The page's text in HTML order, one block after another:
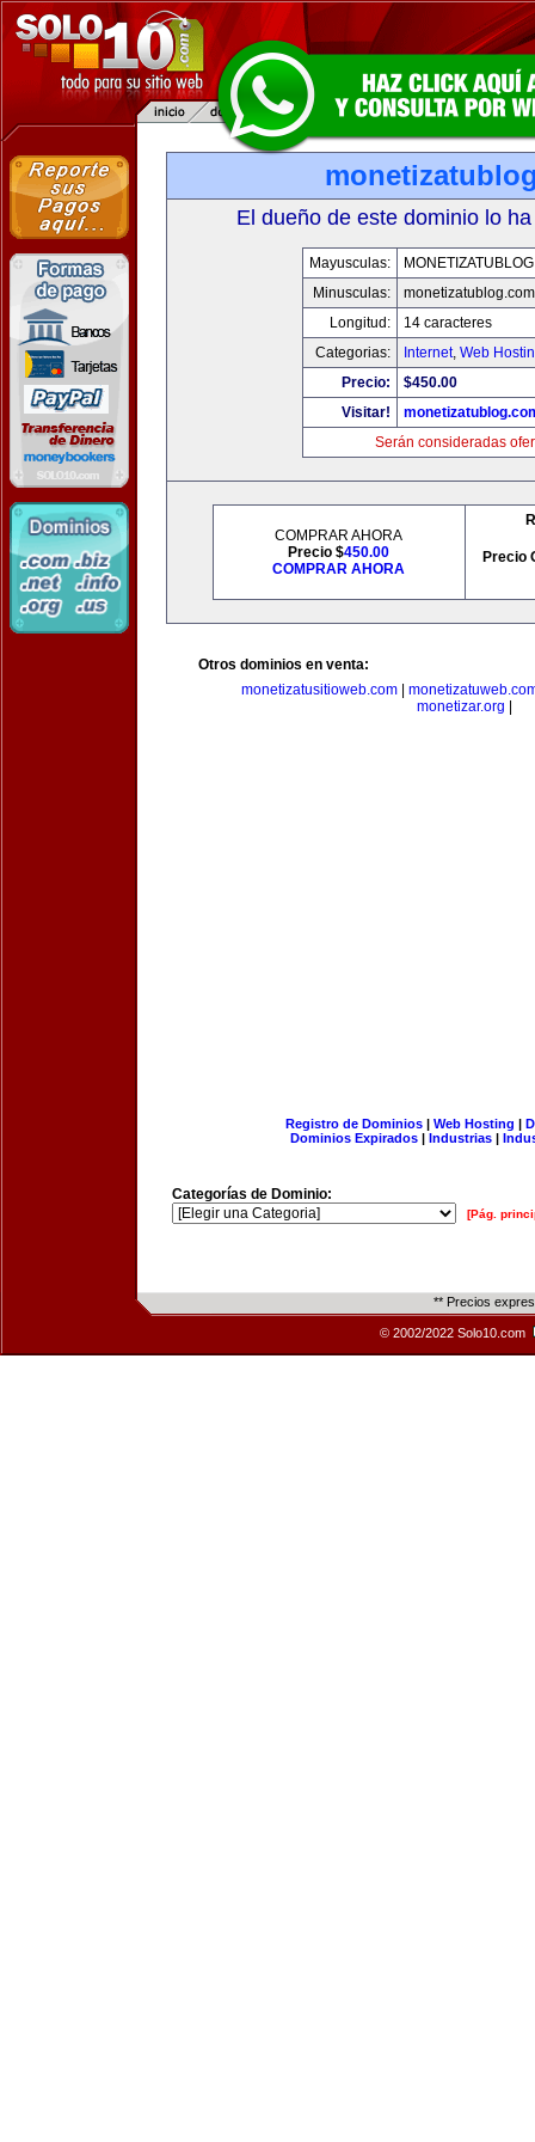
El dueño de este dominio lo
Mayusculas:
Minusculas:
monetizatublog.com
Longitud:
14 caracteres
Categorias:
Internet, Web
Precio:
$450.00
Visitar!
Serán consideradas
COMPRAR AHORA
Precio $450.00
COMPRAR AHORA
Precio
Otros dominios en venta:
monetizatusitioweb.com
monetizar.org
Registro de Dominios| Web Hosting |
Dominios Expirados | Industrias |
Categorías de Dominio:
[Pág.
** Precios
© 2002/2022 Solo10.com